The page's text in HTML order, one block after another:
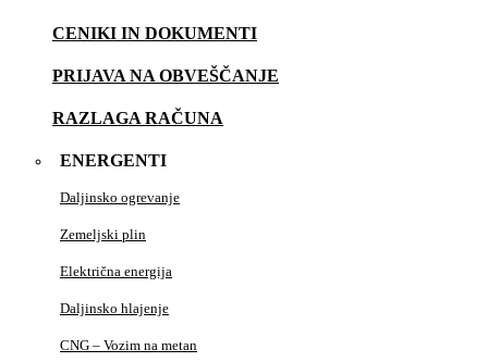
CENIKI IN DOKUMENTI
PRIJAVA NA OBVEŠČANJE
RAZLAGA RAČUNA
ENERGENTI
Daljinsko ogrevanje
Zemeljski plin
Električna energija
Daljinsko hlajenje
CNG – Vozim na metan